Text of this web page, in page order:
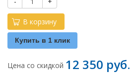
В корзину
Купить в 1 клик
Цена со скидкой 12 350 руб.